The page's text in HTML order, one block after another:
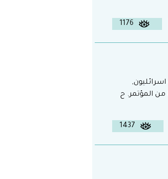
1176
من المؤتمر. ح
1437